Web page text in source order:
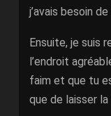
j’avais besoin
Ensuite, je suis
l’endroit
faim et que tu
que de laisser